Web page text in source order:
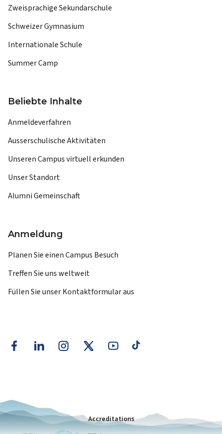
Zweisprachige Sekundarschule
Schweizer Gymnasium
Internationale Schule
Summer Camp
Beliebte Inhalte
Anmeldeverfahren
Ausserschulische Aktivitäten
Unseren Campus virtuell erkunden
Unser Standort
Alumni Gemeinschaft
Anmeldung
Planen Sie einen Campus Besuch
Treffen Sie uns weltweit
Füllen Sie unser Kontaktformular aus
Accreditations